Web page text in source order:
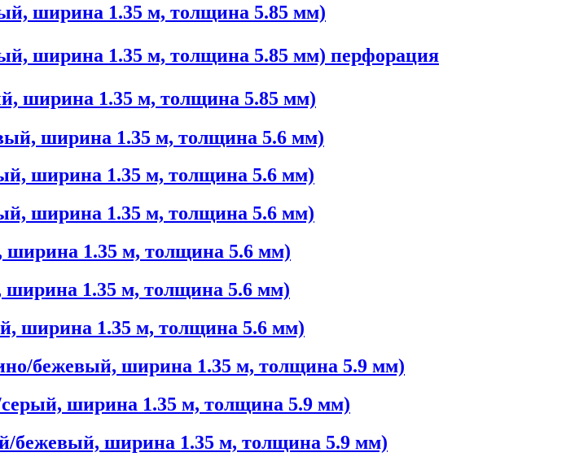
ширина 1.35 м, толщина 5.85 мм)
ширина 1.35 м, толщина 5.85 мм) перфорация
ширина 1.35 м, толщина 5.85 мм)
ширина 1.35 м, толщина 5.6 мм)
ширина 1.35 м, толщина 5.6 мм)
ширина 1.35 м, толщина 5.6 мм)
ширина 1.35 м, толщина 5.6 мм)
ширина 1.35 м, толщина 5.6 мм)
ширина 1.35 м, толщина 5.6 мм)
бежевый, ширина 1.35 м, толщина 5.9 мм)
ширина 1.35 м, толщина 5.9 мм)
бежевый, ширина 1.35 м, толщина 5.9 мм)